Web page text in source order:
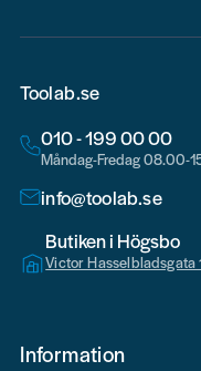
Toolab.se
010 - 199 00 00
Måndag-Fredag 08.00-
info@toolab.se
Butiken i Högsbo
Victor Hasselbladsgata
Information